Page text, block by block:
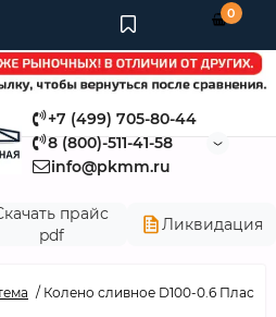
+7 (499) 705-80-44
8 (800)-511-41-58
info@pkmm.ru
прайс
pdf
Ликвидация
0
Колено сливное D100-0.6